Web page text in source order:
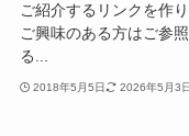
ご紹介するリンクを作
ご興味のある方はご参
る...
2018年5月5日 2026年5月3日